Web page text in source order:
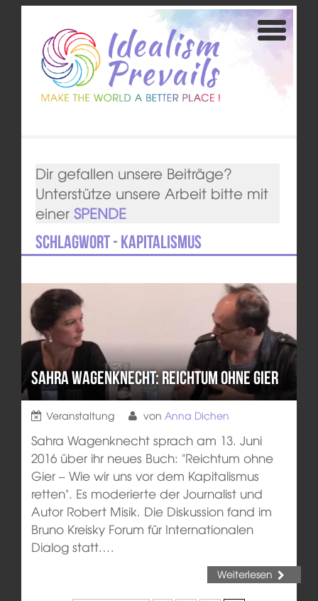
Dir gefallen unsere Beiträge?
Unterstütze unsere Arbeit bitte mit
einer SPENDE
Schlagwort - Kapitalismus
Sahra Wagenknecht: Reichtum ohne Gier
Veranstaltung von Anna Dichen
Sahra Wagenknecht sprach am 13. Juni
2016 über ihr neues Buch: "Reichtum ohne
Gier – Wie wir uns vor dem Kapitalismus
retten". Es moderierte der Journalist und
Autor Robert Misik. Die Diskussion fand im
Bruno Kreisky Forum für Internationalen
Dialog statt.…
Weiterlesen